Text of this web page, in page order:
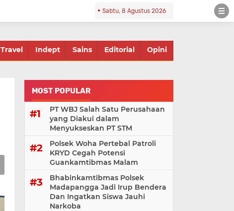
Sabtu, 8 Agustus 2026
Travel Indept Sains Editorial Opini
MOST POPULAR
PT WBJ Salah Satu Perusahaan
yang Diakui dalam
Menyukseskan PT STM
Polsek Woha Pertebal Patroli
KRYD Cegah Potensi
Guankamtibmas Malam
Bhabinkamtibmas Polsek
Madapangga Jadi Irup Bendera
Dan Ingatkan Siswa Jauhi
Narkoba